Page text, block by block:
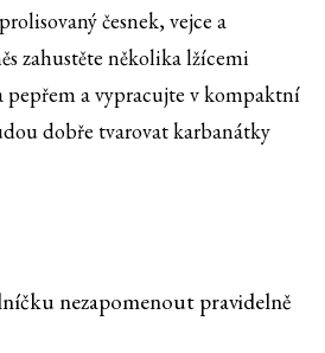
česnek, vejce a
zahustěte několika lžícemi
pepřem a vypracujte v kompaktní
dobře tvarovat karbanátky
nezapomenout pravidelně